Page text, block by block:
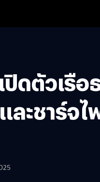
ปิดตัวเรื
ละชาร์จ